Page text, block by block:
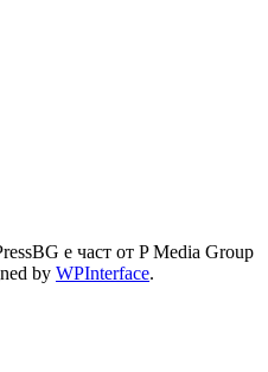
е част от P Media Group
by WPInterface.